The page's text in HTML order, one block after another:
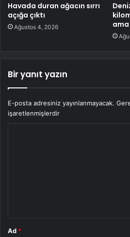
Havada duran ağacın sırrı
açığa çıktı
Ağustos 4, 2026
Bir yanıt yazın
E-posta adresiniz yayınlanmayacak.
işaretlenmişlerdir
Ad *